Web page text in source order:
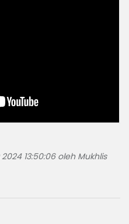
13:50:06 oleh Mukhlis